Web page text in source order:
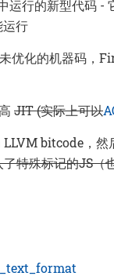
运行的新型代码 -
运行
化的机器码，
JIT (实际上可以
bitcode，然
了特殊标记的JS（